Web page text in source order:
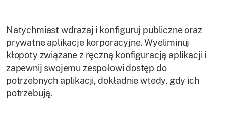
Natychmiast wdrażaj i konfiguruj publiczne oraz
prywatne aplikacje korporacyjne. Wyeliminuj
kłopoty związane z ręczną konfiguracją aplikacji i
zapewnij swojemu zespołowi dostęp do
potrzebnych aplikacji, dokładnie wtedy, gdy ich
potrzebują.